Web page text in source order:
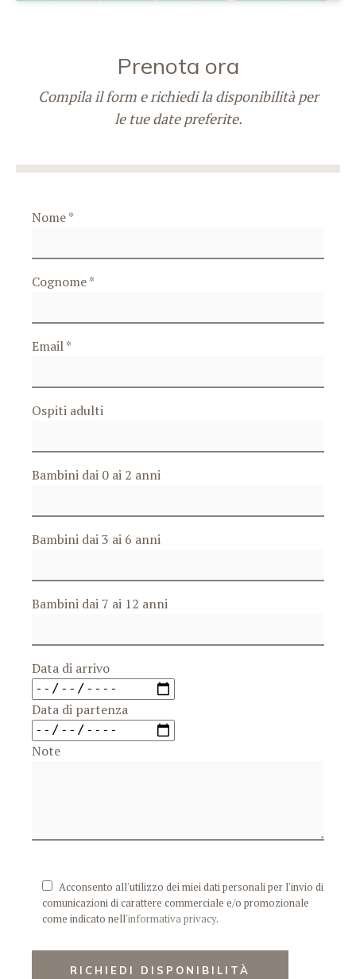
Prenota ora
Compila il form e richiedi la disponibilità per
le tue date preferite.
Nome *
Cognome *
Email *
Ospiti adulti
Bambini dai 0 ai 2 anni
Bambini dai 3 ai 6 anni
Bambini dai 7 ai 12 anni
Data di arrivo
Data di partenza
Note
Acconsento all'utilizzo dei miei dati personali per l'invio di
comunicazioni di carattere commerciale e/o promozionale
come indicato nell'informativa privacy.